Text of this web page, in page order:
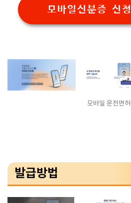
모바일신분증 신
모바일 운전면
발급방법